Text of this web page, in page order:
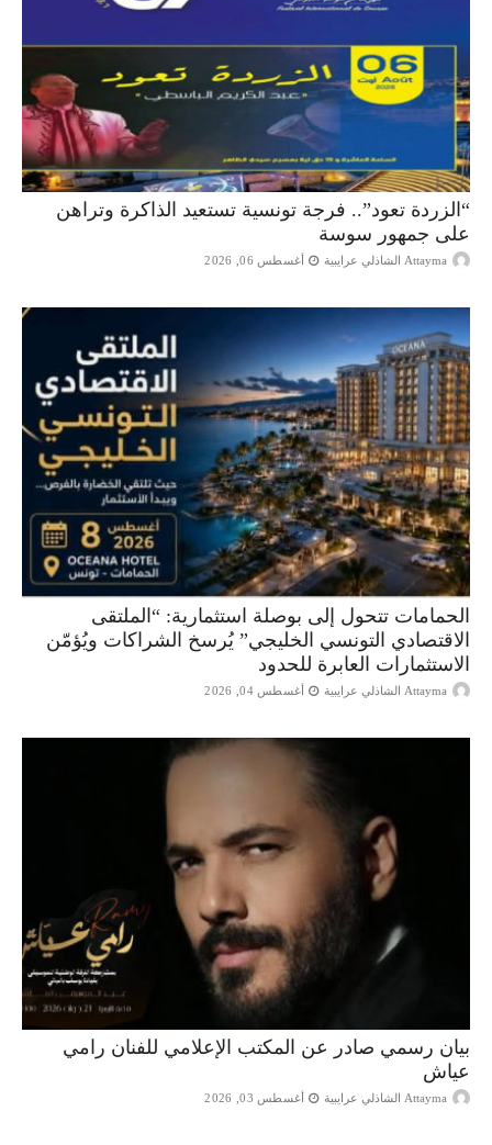
“الزردة تعود”.. فرجة تونسية تستعيد الذاكرة وتراهن
على جمهور سوسة
Attayma الشاذلي عرايبية أغسطس 06, 2026
الحمامات تتحول إلى بوصلة استثمارية: “الملتقى
الاقتصادي التونسي الخليجي” يُرسخ الشراكات ويُؤمّن
الاستثمارات العابرة للحدود
Attayma الشاذلي عرايبية أغسطس 04, 2026
بيان رسمي صادر عن المكتب الإعلامي للفنان رامي
عياش
Attayma الشاذلي عرايبية أغسطس 03, 2026